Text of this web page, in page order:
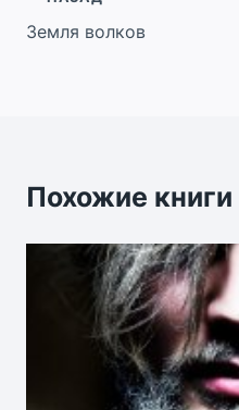
по
Земля волков
Похожие книги